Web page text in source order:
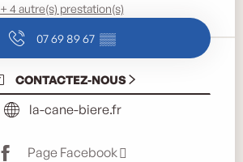
+ 4 autre(s) prestation(s)
07 69 89 67 ▒▒
CONTACTEZ-NOUS
la-cane-biere.fr
Page Facebook